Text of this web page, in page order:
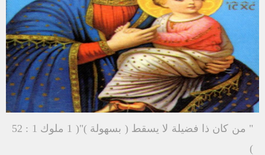
" من كان ذا فضيلة لا يسقط ( بسهولة )"( 1 ملوك 1 : 52
)